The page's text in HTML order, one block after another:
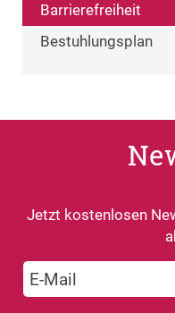
Barrierefreiheit
Bestuhlungsplan
Jetzt kostenlosen